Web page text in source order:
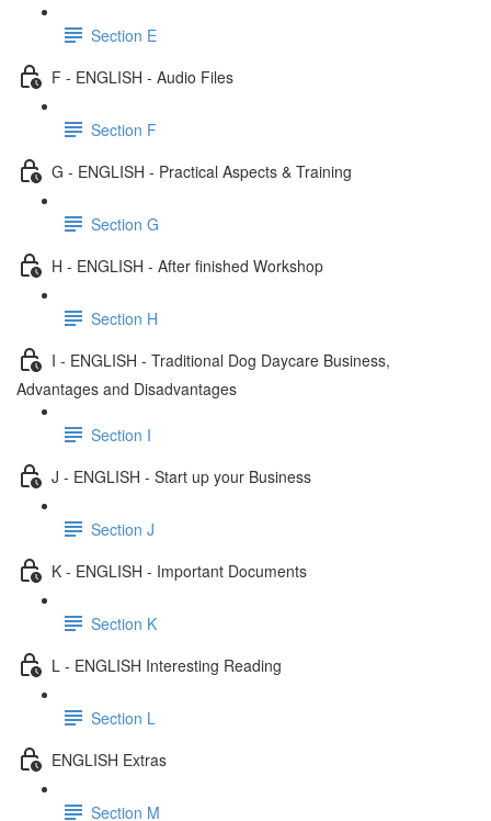
Section E
F - ENGLISH - Audio Files
Section F
G - ENGLISH - Practical Aspects & Training
Section G
H - ENGLISH - After finished Workshop
Section H
I - ENGLISH - Traditional Dog Daycare Business,
Advantages and Disadvantages
Section I
J - ENGLISH - Start up your Business
Section J
K - ENGLISH - Important Documents
Section K
L - ENGLISH Interesting Reading
Section L
ENGLISH Extras
Section M